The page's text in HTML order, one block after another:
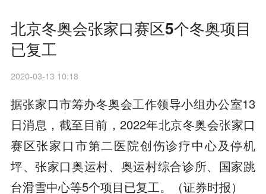
北京冬奥会张家口赛区5个冬奥项目
已复工
2020-03-13 10:18
据张家口市筹办冬奥会工作领导小组办公室13
日消息，截至目前，2022年北京冬奥会张家口
赛区张家口市第二医院创伤诊疗中心及停机
坪、张家口奥运村、奥运村综合诊所、国家跳
台滑雪中心等5个项目已复工。（证券时报）